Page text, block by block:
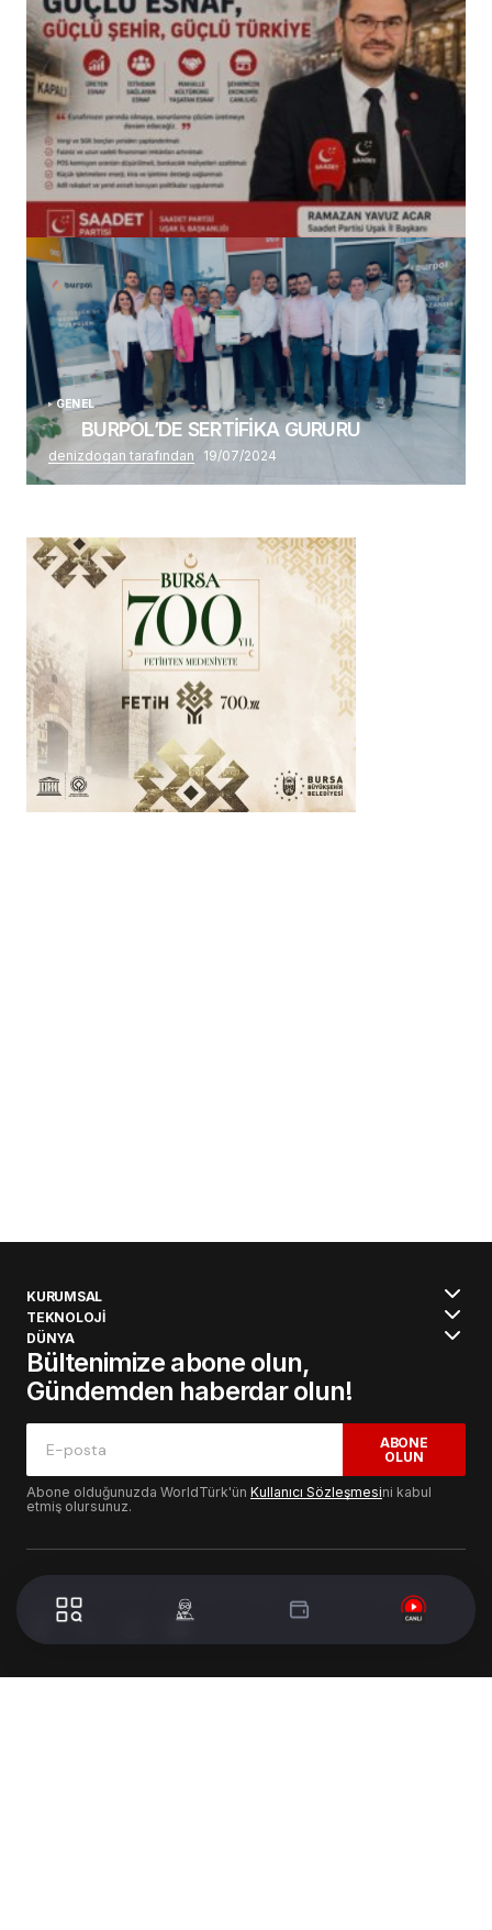
(başlıksız)
Alaattin Karahan tarafından 14/07/2026
GENEL
BURPOL’DE SERTİFİKA GURURU
denizdogan tarafından 19/07/2024
KURUMSAL
TEKNOLOJİ
DÜNYA
Bültenimize abone olun,
Gündemden haberdar olun!
ABONE
OLUN
Abone olduğunuzda WorldTürk'ün Kullanıcı Sözleşmesini kabul
etmiş olursunuz.
© 2024 WorldTurk. Tüm Hakları Saklıdır. - Tasarım & Geliştirme :
Volion's